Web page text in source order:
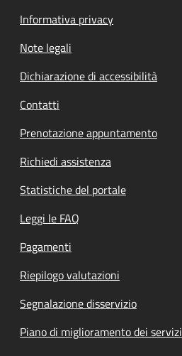
Informativa privacy
Note legali
Dichiarazione di accessibilità
Contatti
Prenotazione appuntamento
Richiedi assistenza
Statistiche del portale
Leggi le FAQ
Pagamenti
Riepilogo valutazioni
Segnalazione disservizio
Piano di miglioramento dei servizi